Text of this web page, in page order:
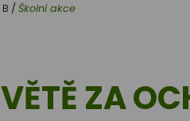
/ Školní akce
ZA